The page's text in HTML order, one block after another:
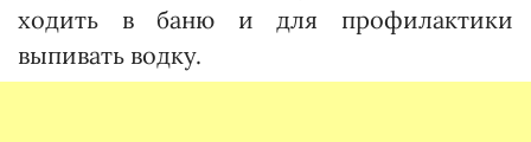
ходить в баню и для профилактики
выпивать водку.